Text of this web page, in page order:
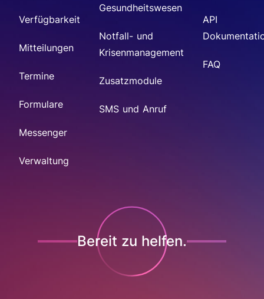
Verfügbarkeit
Mitteilungen
Termine
Formulare
Messenger
Verwaltung
Gesundheitswesen
Notfall- und
Krisenmanagement
Zusatzmodule
SMS und Anruf
API
FAQ
Bereit zu helfen.